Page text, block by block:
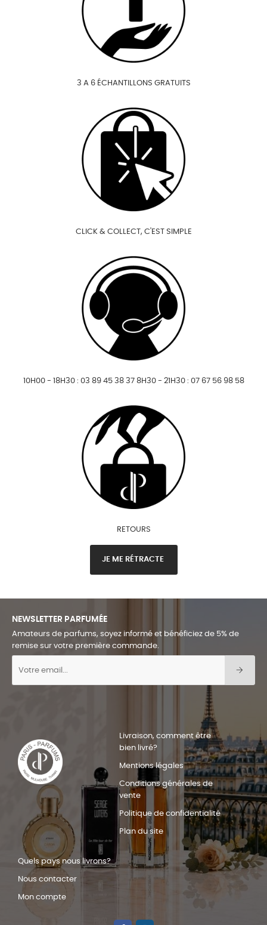
3 A 6 ÉCHANTILLONS GRATUITS
CLICK & COLLECT, C'EST SIMPLE
10H00 - 18H30 : 03 89 45 38 37 8H30 - 21H30 : 07 67 56 98 58
RETOURS
JE ME RÉTRACTE
NEWSLETTER PARFUMÉE
Amateurs de parfums, soyez informé et bénéficiez de 5% de
remise sur votre première commande.
Livraison, comment être
bien livré?
Mentions légales
Conditions générales de
vente
Politique de confidentialité
Plan du site
Quels pays nous livrons?
Nous contacter
Mon compte